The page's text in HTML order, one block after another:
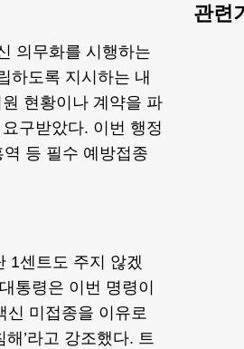
의무화를 시행하는
하도록 지시하는 내
현황이나 계약을 파
구받았다. 이번 행정
등 필수 예방접종
1센트도 주지 않겠
통령은 이번 명령이
신 미접종을 이유로
’라고 강조했다. 트
관련